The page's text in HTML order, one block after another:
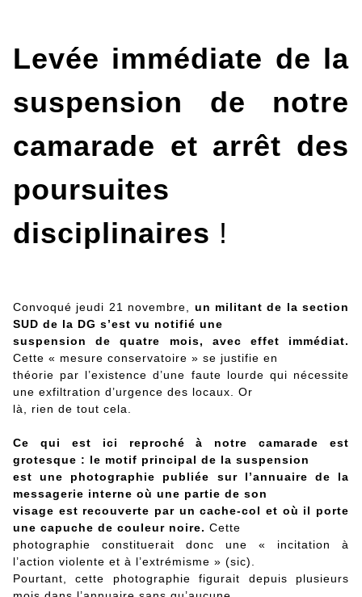
Levée immédiate de la
suspension de notre
camarade et arrêt des
poursuites
disciplinaires !
Convoqué jeudi 21 novembre,
un militant de la section
SUD de la DG s’est vu notifié une
suspension de quatre mois, avec effet immédiat.
Cette « mesure conservatoire » se justifie en
théorie par l’existence d’une faute lourde qui nécessite
une exfiltration d’urgence des locaux. Or
là, rien de tout cela.
Ce qui est ici reproché à notre camarade est
grotesque : le motif principal de la suspension
est une photographie publiée sur l’annuaire de la
messagerie interne où une partie de son
visage est recouverte par un cache-col et où il porte
une capuche de couleur noire. Cette
photographie constituerait donc une « incitation à
l’action violente et à l’extrémisme » (sic).
Pourtant, cette photographie figurait depuis plusieurs